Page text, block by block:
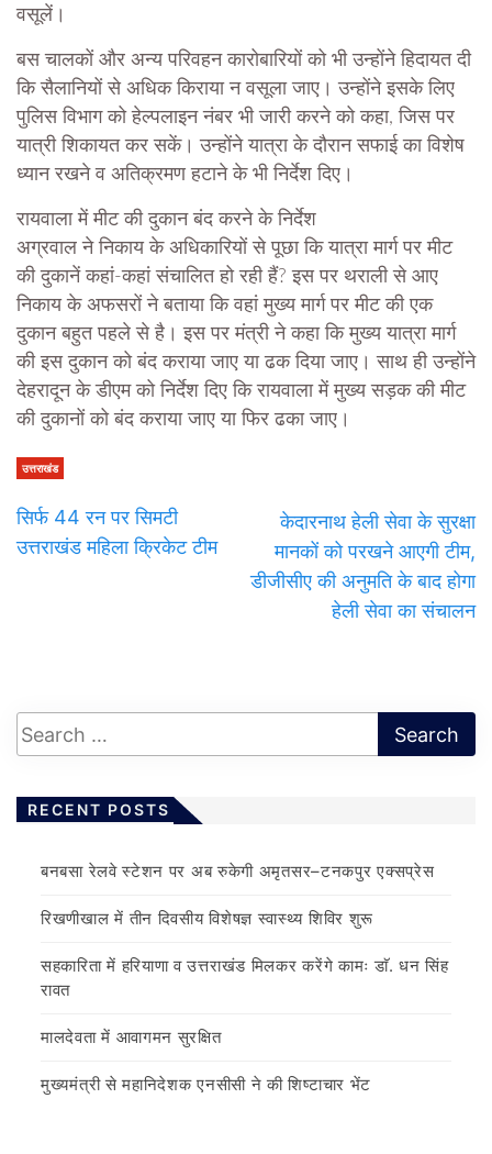
वसूलें।
बस चालकों और अन्य परिवहन कारोबारियों को भी उन्होंने हिदायत दी
कि सैलानियों से अधिक किराया न वसूला जाए। उन्होंने इसके लिए
पुलिस विभाग को हेल्पलाइन नंबर भी जारी करने को कहा, जिस पर
यात्री शिकायत कर सकें। उन्होंने यात्रा के दौरान सफाई का विशेष
ध्यान रखने व अतिक्रमण हटाने के भी निर्देश दिए।
रायवाला में मीट की दुकान बंद करने के निर्देश
अग्रवाल ने निकाय के अधिकारियों से पूछा कि यात्रा मार्ग पर मीट
की दुकानें कहां-कहां संचालित हो रही हैं? इस पर थराली से आए
निकाय के अफसरों ने बताया कि वहां मुख्य मार्ग पर मीट की एक
दुकान बहुत पहले से है। इस पर मंत्री ने कहा कि मुख्य यात्रा मार्ग
की इस दुकान को बंद कराया जाए या ढक दिया जाए। साथ ही उन्होंने
देहरादून के डीएम को निर्देश दिए कि रायवाला में मुख्य सड़क की मीट
की दुकानों को बंद कराया जाए या फिर ढका जाए।
उत्तराखंड
सिर्फ 44 रन पर सिमटी
उत्तराखंड महिला क्रिकेट टीम
केदारनाथ हेली सेवा के सुरक्षा
मानकों को परखने आएगी टीम,
डीजीसीए की अनुमति के बाद होगा
हेली सेवा का संचालन
RECENT POSTS
बनबसा रेलवे स्टेशन पर अब रुकेगी अमृतसर–टनकपुर एक्सप्रेस
रिखणीखाल में तीन दिवसीय विशेषज्ञ स्वास्थ्य शिविर शुरू
सहकारिता में हरियाणा व उत्तराखंड मिलकर करेंगे कामः डाॅ. धन सिंह
रावत
मालदेवता में आवागमन सुरक्षित
मुख्यमंत्री से महानिदेशक एनसीसी ने की शिष्टाचार भेंट